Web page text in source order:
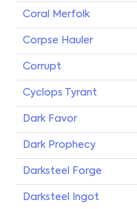
Coral Merfolk
Corpse Hauler
Corrupt
Cyclops Tyrant
Dark Favor
Dark Prophecy
Darksteel Forge
Darksteel Ingot